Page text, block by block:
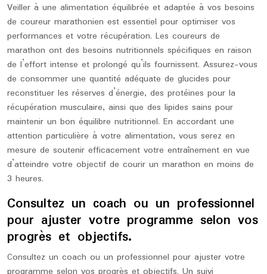
Veiller à une alimentation équilibrée et adaptée à vos besoins
de coureur marathonien est essentiel pour optimiser vos
performances et votre récupération. Les coureurs de
marathon ont des besoins nutritionnels spécifiques en raison
de l’effort intense et prolongé qu’ils fournissent. Assurez-vous
de consommer une quantité adéquate de glucides pour
reconstituer les réserves d’énergie, des protéines pour la
récupération musculaire, ainsi que des lipides sains pour
maintenir un bon équilibre nutritionnel. En accordant une
attention particulière à votre alimentation, vous serez en
mesure de soutenir efficacement votre entraînement en vue
d’atteindre votre objectif de courir un marathon en moins de
3 heures.
Consultez un coach ou un professionnel
pour ajuster votre programme selon vos
progrès et objectifs.
Consultez un coach ou un professionnel pour ajuster votre